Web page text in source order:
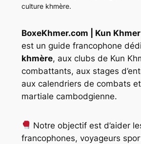
culture khmère.
BoxeKhmer.com | Kun
est un guide francophone
khmère, aux clubs de Kun
combattants, aux stages
aux calendriers de combats
martiale cambodgienne.
Notre objectif est d’aider
francophones, voyageurs